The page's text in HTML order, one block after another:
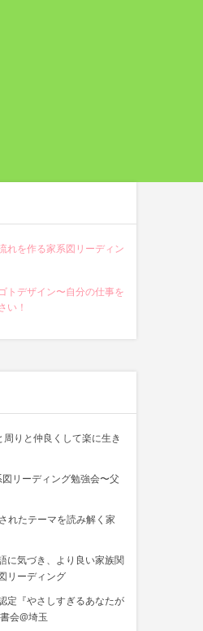
れを作る家系図リーディン
トデザイン〜自分の仕事を
い！
りと仲良くして楽に生き
リーディング勉強会〜父
れたテーマを読み解く家
に気づき、より良い家族関
リーディング
『やさしすぎるあなたが
会@埼玉